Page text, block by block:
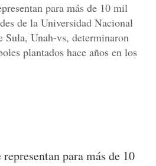
para más de 10 mil
de la Universidad Nacional
Sula, Unah-vs, determinaron
plantados hace años en los
para más de 10